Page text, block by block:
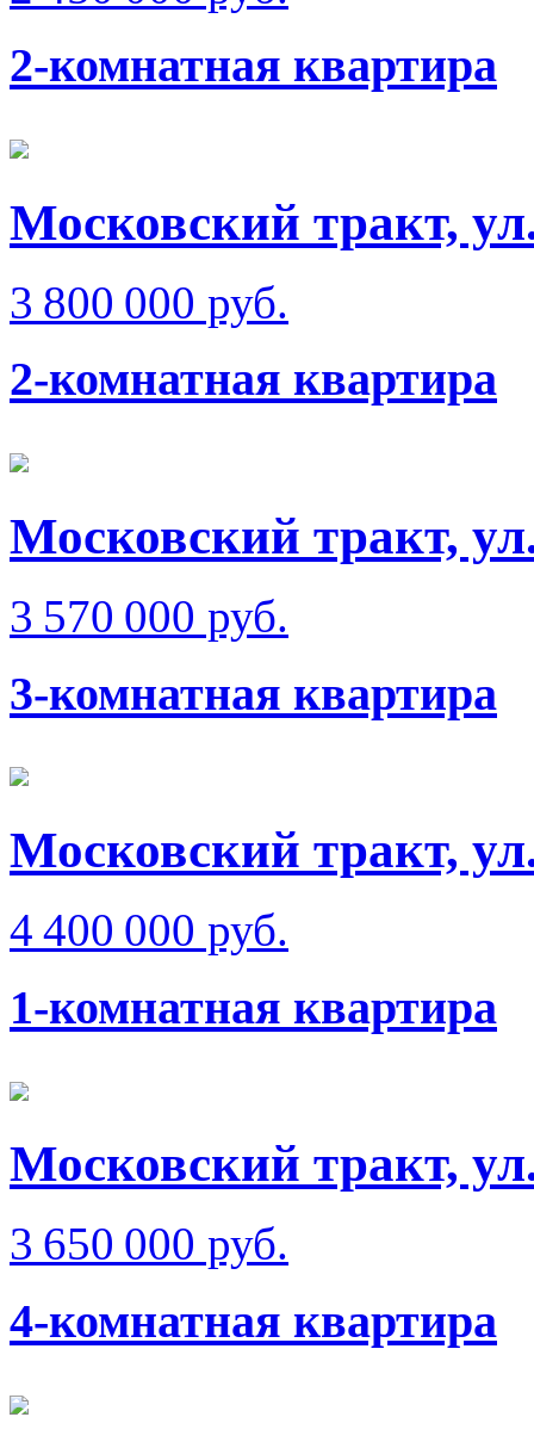
2-комнатная квартира
Московский тракт,
3 800 000 руб.
2-комнатная квартира
Московский тракт,
3 570 000 руб.
3-комнатная квартира
Московский тракт,
4 400 000 руб.
1-комнатная квартира
Московский тракт,
3 650 000 руб.
4-комнатная квартира